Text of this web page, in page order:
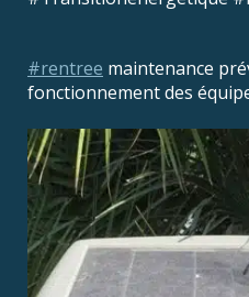
#rentree maintenance
fonctionnement des